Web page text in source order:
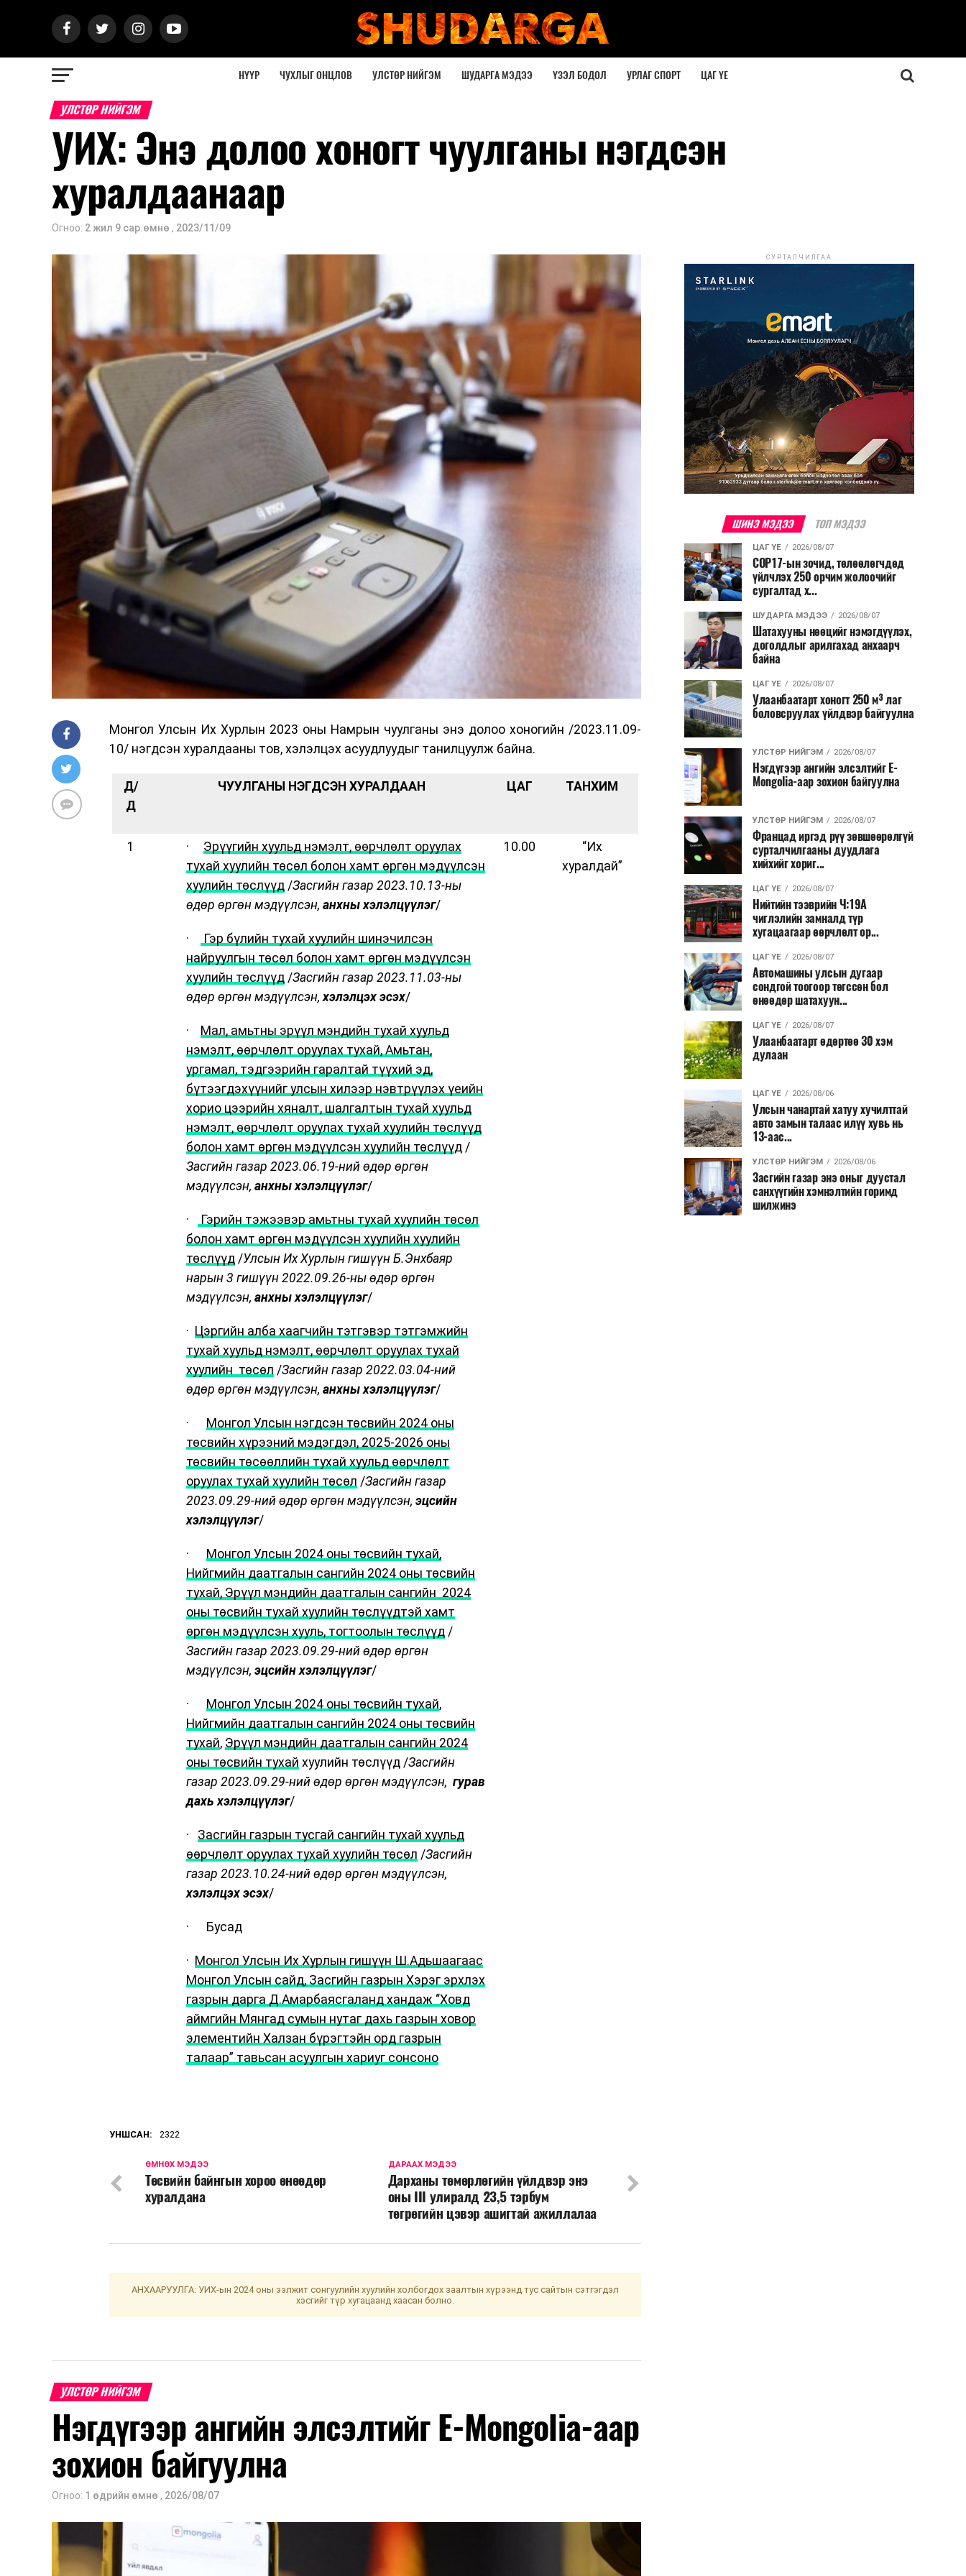
НҮҮР ЧУХЛЫГ ОНЦЛОВ УЛСТӨР НИЙГЭМ ШУДАРГА МЭДЭЭ ҮЗЭЛ БОДОЛ УРЛАГ СПОРТ ЦАГ ҮЕ
УЛСТӨР НИЙГЭМ
УИХ: Энэ долоо хоногт чуулганы нэгдсэн
хуралдаанаар
Огноо: 2 жил 9 сар.өмнө , 2023/11/09
Монгол Улсын Их Хурлын 2023 оны Намрын чуулганы энэ долоо хоногийн /2023.11.09-
10/ нэгдсэн хуралдааны тов, хэлэлцэх асуудлуудыг танилцуулж байна.
Д/
Д
ЧУУЛГАНЫ НЭГДСЭН ХУРАЛДААН ЦАГ ТАНХИМ
1 · Эрүүгийн хуульд нэмэлт, өөрчлөлт оруулах
тухай хуулийн төсөл болон хамт өргөн мэдүүлсэн
хуулийн төслүүд/Засгийн газар 2023.10.13-ны
өдөр өргөн мэдүүлсэн, анхныхэлэлцүүлэг/
·
Гэр бүлийн тухай хуулийн шинэчилсэн
найруулгын төсөл болон хамт өргөн мэдүүлсэн
хуулийн төслүүд/Засгийн газар 2023.11.03-ны
өдөр өргөн мэдүүлсэн, хэлэлцэх эсэх/
· Мал, амьтны эрүүл мэндийн тухай хуульд
нэмэлт, өөрчлөлт оруулах тухай, Амьтан,
ургамал, тэдгээрийн гаралтай түүхий эд,
бүтээгдэхүүнийг улсын хилээр нэвтрүүлэх үеийн
хорио цээрийн хяналт, шалгалтын тухай хуульд
нэмэлт, өөрчлөлт оруулах тухай хуулийн төслүүд
болон хамт өргөн мэдүүлсэн хуулийн төслүүд /
Засгийн газар 2023.06.19-ний өдөр өргөн
мэдүүлсэн, анхны хэлэлцүүлэг/
·
Гэрийн тэжээвэр амьтны тухай хуулийн төсөл
болон хамт өргөн мэдүүлсэн хуулийн хуулийн
төслүүд/Улсын Их Хурлын гишүүн Б.Энхбаяр
нарын 3 гишүүн 2022.09.26-ны өдөр өргөн
мэдүүлсэн, анхны хэлэлцүүлэг/
· Цэргийн алба хаагчийн тэтгэвэр тэтгэмжийн
тухай хуульд нэмэлт, өөрчлөлт оруулах тухай
хуулийн төсөл /Засгийн газар 2022.03.04-ний
өдөр өргөн мэдүүлсэн, анхны хэлэлцүүлэг/
· Монгол Улсын нэгдсэн төсвийн 2024 оны
төсвийн хүрээний мэдэгдэл, 2025-2026 оны
төсвийн төсөөллийн тухай хуульд өөрчлөлт
оруулах тухай хуулийн төсөл /Засгийн газар
2023.09.29-ний өдөр өргөн мэдүүлсэн, эцсийн
хэлэлцүүлэг/
· Монгол Улсын 2024 оны төсвийн тухай,
Нийгмийн даатгалын сангийн 2024 оны төсвийн
тухай, Эрүүл мэндийн даатгалын сангийн 2024
оны төсвийн тухай хуулийн төслүүдтэй хамт
өргөн мэдүүлсэн хууль, тогтоолын төслүүд/
Засгийн газар 2023.09.29-ний өдөр өргөн
мэдүүлсэн, эцсийн хэлэлцүүлэг/
· Монгол Улсын 2024 оны төсвийн тухай,
Нийгмийн даатгалын сангийн 2024 оны төсвийн
тухай, Эрүүл мэндийн даатгалын сангийн 2024
оны төсвийн тухай хуулийн төслүүд /Засгийн
газар 2023.09.29-ний өдөр өргөн мэдүүлсэн, гурав
дахь хэлэлцүүлэг/
· Засгийн газрын тусгай сангийн тухай хуульд
өөрчлөлт оруулах тухай хуулийн төсөл /Засгийн
газар 2023.10.24-ний өдөр өргөн мэдүүлсэн,
хэлэлцэх эсэх/
· Бусад
· Монгол Улсын Их Хурлын гишүүн Ш.Адьшаагаас
Монгол Улсын сайд, Засгийн газрын Хэрэг эрхлэх
газрын дарга Д.Амарбаясгаланд хандаж “Ховд
аймгийн Мянгад сумын нутаг дахь газрын ховор
элементийн Халзан бүрэгтэйн орд газрын
талаар” тавьсан асуулгын хариуг сонсоно
10.00
“Их
хуралдай”
УНШСАН: 2322
ДАРААХ МЭДЭЭ
Дарханы төмөрлөгийн үйлдвэр энэ
оны III улиралд 23,5 тэрбум
төгрөгийн цэвэр ашигтай ажиллалаа
ӨМНӨХ МЭДЭЭ
Төсвийн байнгын хороо өнөөдөр
хуралдана
АНХААРУУЛГА: УИХ-ын 2024 оны ээлжит сонгуулийн хуулийн холбогдох заалтын хүрээнд тус сайтын сэтгэгдэл
хэсгийг түр хугацаанд хаасан болно.
УЛСТӨР НИЙГЭМ
Нэгдүгээр ангийн элсэлтийг E-Mongolia-аар
зохион байгуулна
Огноо: 1 өдрийн өмнө , 2026/08/07
СУРТАЛЧИЛГАА
ШИНЭ МЭДЭЭ ТОП МЭДЭЭ
ЦАГ ҮЕ 2026/08/07
COP17-ын зочид, төлөөлөгчдөд
үйлчлэх 250 орчим жолоочийг
сургалтад х...
ШУДАРГА МЭДЭЭ 2026/08/07
Шатахууны нөөцийг нэмэгдүүлэх,
доголдлыг арилгахад анхаарч
байна
ЦАГ ҮЕ 2026/08/07
Улаанбаатарт хоногт 250 м³ лаг
боловсруулах үйлдвэр байгуулна
УЛСТӨР НИЙГЭМ 2026/08/07
Нэгдүгээр ангийн элсэлтийг E-
Mongolia-аар зохион байгуулна
УЛСТӨР НИЙГЭМ 2026/08/07
Францад иргэд рүү зөвшөөрөлгүй
сурталчилгааны дуудлага
хийхийг хориг...
ЦАГ ҮЕ 2026/08/07
Нийтийн тээврийн Ч:19А
чиглэлийн замналд түр
хугацаагаар өөрчлөлт ор...
ЦАГ ҮЕ 2026/08/07
Автомашины улсын дугаар
сондгой тоогоор төгссөн бол
өнөөдөр шатахуун...
ЦАГ ҮЕ 2026/08/07
Улаанбаатарт өдөртөө 30 хэм
дулаан
ЦАГ ҮЕ 2026/08/06
Улсын чанартай хатуу хучилттай
авто замын талаас илүү хувь нь
13-аас...
УЛСТӨР НИЙГЭМ 2026/08/06
Засгийн газар энэ оныг дуустал
санхүүгийн хэмнэлтийн горимд
шилжинэ